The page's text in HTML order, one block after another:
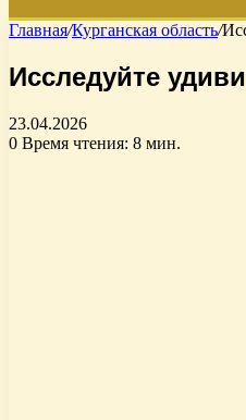
Главная/Курганская область/
Исследуйте
23.04.2026
0 Время чтения: 8 мин.